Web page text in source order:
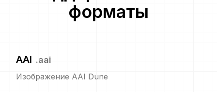
форматы
AAI .aai
Изображение AAI Dune